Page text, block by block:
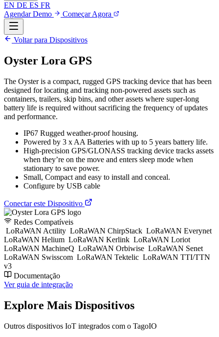
EN DE ES FR
Agendar Demo
Começar Agora
Voltar para Dispositivos
Oyster Lora GPS
The Oyster is a compact, rugged GPS tracking device that has been
designed for locating and tracking non-powered assets such as
containers, trailers, skip bins, and other assets where super-long
battery life is required without sacrificing the frequency of updates
and performance.
IP67 Rugged weather-proof housing.
Powered by 3 x AA Batteries with up to 5 years battery life.
High-precision GPS/GLONASS tracking device tracks assets
when they’re on the move and enters sleep mode when
stationary to save power.
Small, Compact and easy to install and conceal.
Configure by USB cable
Conectar este Dispositivo
Redes Compatíveis
LoRaWAN Actility LoRaWAN ChirpStack LoRaWAN Everynet
LoRaWAN Helium LoRaWAN Kerlink LoRaWAN Loriot
LoRaWAN MachineQ LoRaWAN Orbiwise LoRaWAN Senet
LoRaWAN Swisscom LoRaWAN Tektelic LoRaWAN TTI/TTN
v3
Documentação
Ver guia de integração
Explore Mais Dispositivos
Outros dispositivos IoT integrados com o TagoIO